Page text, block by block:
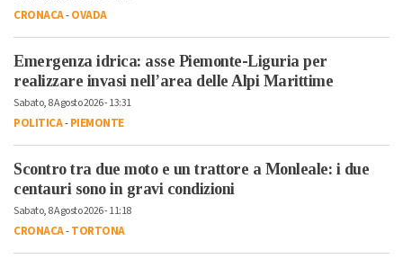
CRONACA-OVADA
Emergenza idrica: asse Piemonte-Liguria per
realizzare invasi nell’area delle Alpi Marittime
Sabato, 8 Agosto 2026 - 13:31
POLITICA-PIEMONTE
Scontro tra due moto e un trattore a Monleale: i due
centauri sono in gravi condizioni
Sabato, 8 Agosto 2026 - 11:18
CRONACA-TORTONA